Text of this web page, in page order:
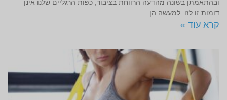
ובהתאמתן בשונה מהדעה הרווחת בציבור, כפות הרגליים שלנו אינן
דומות זו לזו. למעשה הן
קרא עוד »